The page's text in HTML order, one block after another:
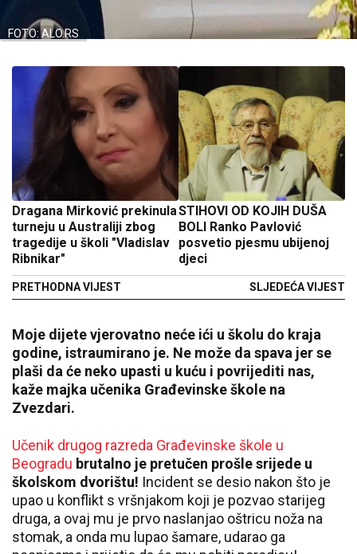
FOTO: ALO.RS
Dragana Mirković prekinula
turneju u Australiji zbog
tragedije u školi "Vladislav
Ribnikar"
PRETHODNA VIJEST
STIHOVI OD KOJIH DUŠA
BOLI Ranko Pavlović
posvetio pjesmu ubijenoj
djeci
SLJEDEĆA VIJEST
Moje dijete vjerovatno neće ići u školu do kraja
godine, istraumirano je. Ne može da spava jer se
plaši da će neko upasti u kuću i povrijediti nas,
kaže majka učenika Građevinske škole na
Zvezdari.
Učenik drugog razreda Građevinske škole u
Beogradu brutalno je pretučen prošle srijede u
školskom dvorištu! Incident se desio nakon što je
upao u konflikt s vršnjakom koji je pozvao starijeg
druga, a ovaj mu je prvo naslanjao oštricu noža na
stomak, a onda mu lupao šamare, udarao ga